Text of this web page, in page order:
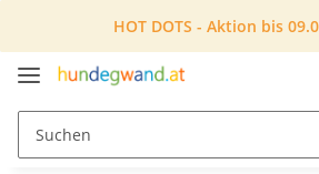
HOT DOTS - Aktion bis